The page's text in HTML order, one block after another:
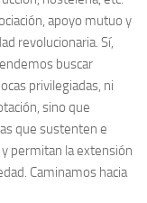
apoyo mutuo y
revolucionaria. Sí,
buscar
privilegiadas, ni
sino que
que sustenten e
permitan la extensión
Caminamos hacia